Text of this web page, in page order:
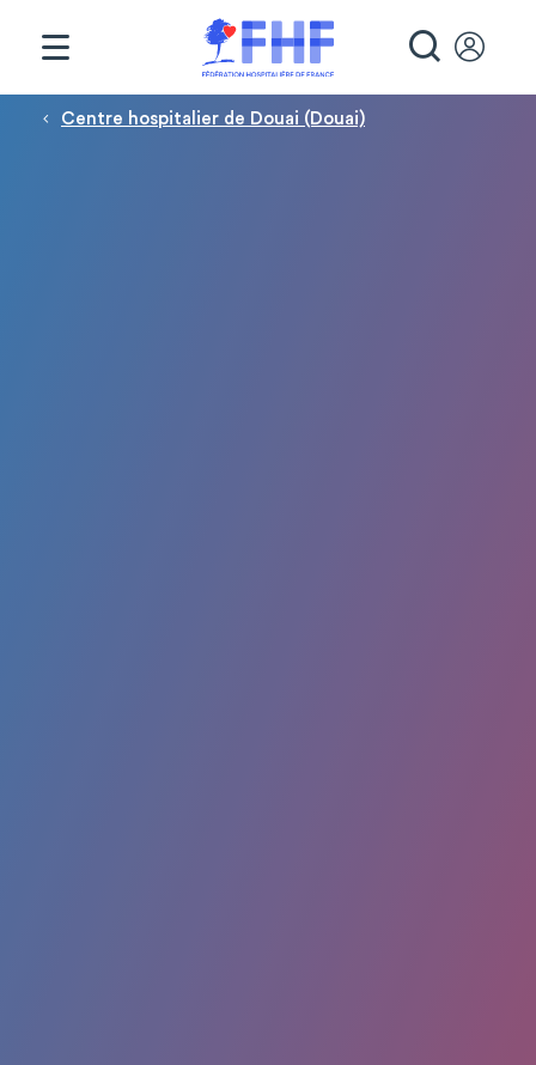
Fil d'Ariane
Centre hospitalier de Douai (Douai)
Panneau de gestion des cookies